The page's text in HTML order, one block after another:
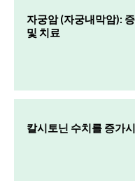
자궁암 (자궁내막암):
및 치료
칼시토닌 수치를 증가